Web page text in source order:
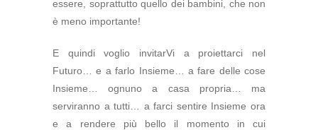
essere, soprattutto quello dei bambini, che non
è meno importante!
E quindi voglio invitarVi a proiettarci nel
Futuro… e a farlo Insieme… a fare delle cose
Insieme… ognuno a casa propria… ma
serviranno a tutti… a farci sentire Insieme ora
e a rendere più bello il momento in cui